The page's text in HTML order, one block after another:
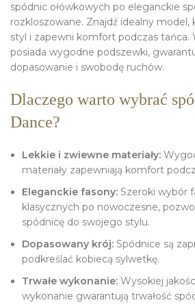
spódnic ołówkowych po eleganckie
rozkloszowane. Znajdź idealny model,
styl i zapewni komfort podczas tańca.
posiada wygodne podszewki,
dopasowanie i swobodę ruchów.
Dlaczego warto wybrać
Dance?
Lekkie i zwiewne materiały:
materiały zapewniają komfort
Eleganckie fasony: Szeroki wybór
klasycznych po nowoczesne,
spódnicę do swojego stylu.
Dopasowany krój: Spódnice są
podkreślać kobiecą sylwetkę.
Trwałe wykonanie: Wysokiej
wykonanie gwarantują trwałość